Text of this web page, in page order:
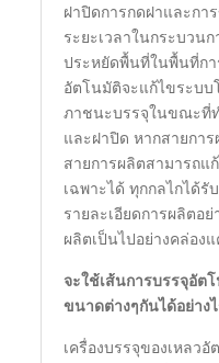
ฝาปิดการกดฝาและกา
ระยะเวลาในกระบวน
ประหยัดพื้นที่ในพื้นที่กา
อัตโนมัติจะแก้ไขระบบ
ภาชนะบรรจุในขณะที่
และฝาปิด หากสายกา
สายการผลิตสามารถแ
เฉพาะได้ ทุกกลไกได้
รายละเอียดการผลิตอ
ผลิตเป็นไปอย่างคล่อง
จะใช้เส้นการบรรจุอัต
ขนาดต่างๆกันได้อย่าง
เครื่องบรรจุของเหลว